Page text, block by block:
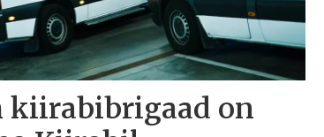
kiirabibrigaad on